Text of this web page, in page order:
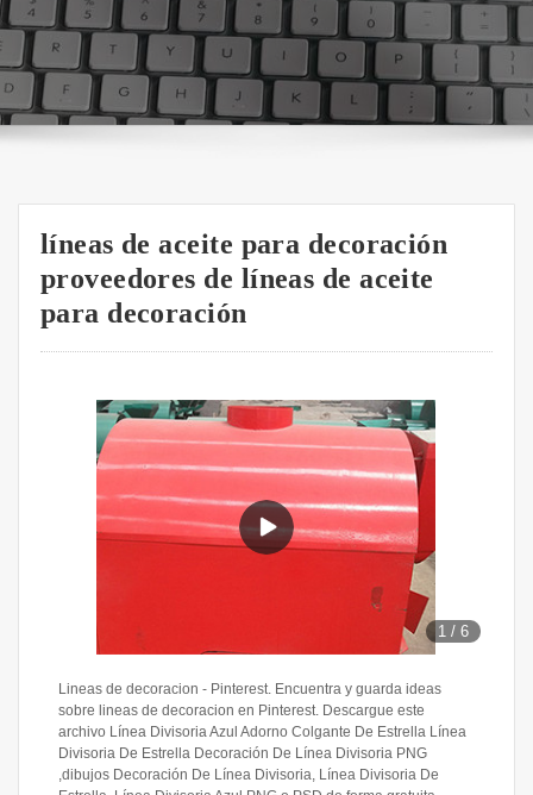
líneas de aceite para decoración
proveedores de líneas de aceite
para decoración
1 /6
Lineas de decoracion - Pinterest. Encuentra y guarda ideas
sobre lineas de decoracion en Pinterest. Descargue este
archivo Línea Divisoria Azul Adorno Colgante De Estrella Línea
Divisoria De Estrella Decoración De Línea Divisoria PNG
,dibujos Decoración De Línea Divisoria, Línea Divisoria De